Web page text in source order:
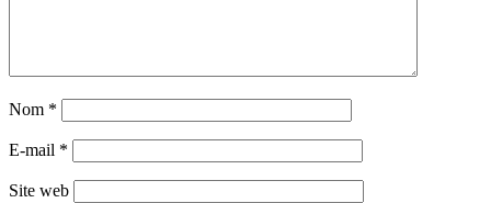
Nom *
E-mail *
Site web